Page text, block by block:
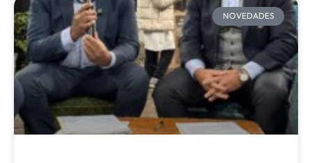
NOVEDADES